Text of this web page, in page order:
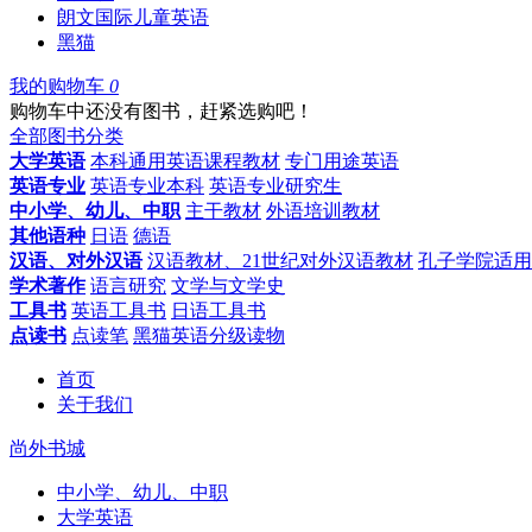
朗文国际儿童英语
黑猫
我的购物车 0
购物车中还没有图书，赶紧选购吧！
全部图书分类
大学英语 本科通用英语课程教材 专门用途英语
英语专业 英语专业本科 英语专业研究生
中小学、幼儿、中职 主干教材 外语培训教材
其他语种 日语 德语
汉语、对外汉语 汉语教材、21世纪对外汉语教材 孔子学院适
学术著作 语言研究 文学与文学史
工具书 英语工具书 日语工具书
点读书 点读笔 黑猫英语分级读物
首页
关于我们
尚外书城
中小学、幼儿、中职
大学英语